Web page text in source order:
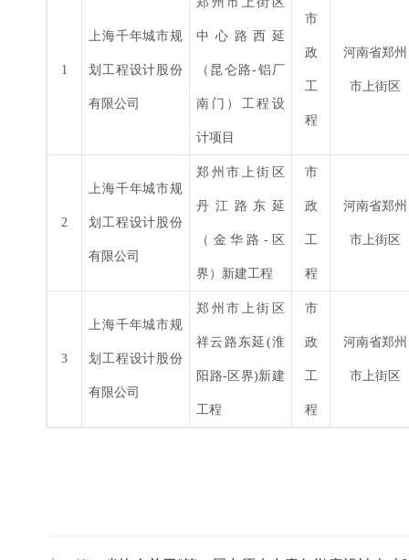
1
上海千年城市规
划工程设计股份
有限公司
中心路西延
（昆仑路-铝厂
南门）工程设
计项目
市
政
工
程
河南省郑州
市上街区
2
上海千年城市规
划工程设计股份
有限公司
郑州市上街区
丹江路东延
（金华路 -区
界）新建工程
市
政
工
程
河南省郑州
市上街区
3
上海千年城市规
划工程设计股份
有限公司
郑州市上街区
祥云路东延 (淮
阳路-区界)新建
工程
市
政
工
程
河南省郑州
市上街区